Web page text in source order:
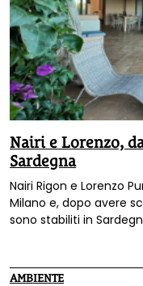
Nairi e Lorenzo,
Sardegna
Nairi Rigon e Lorenzo
Milano e, dopo avere
sono stabiliti in
AMBIENTE